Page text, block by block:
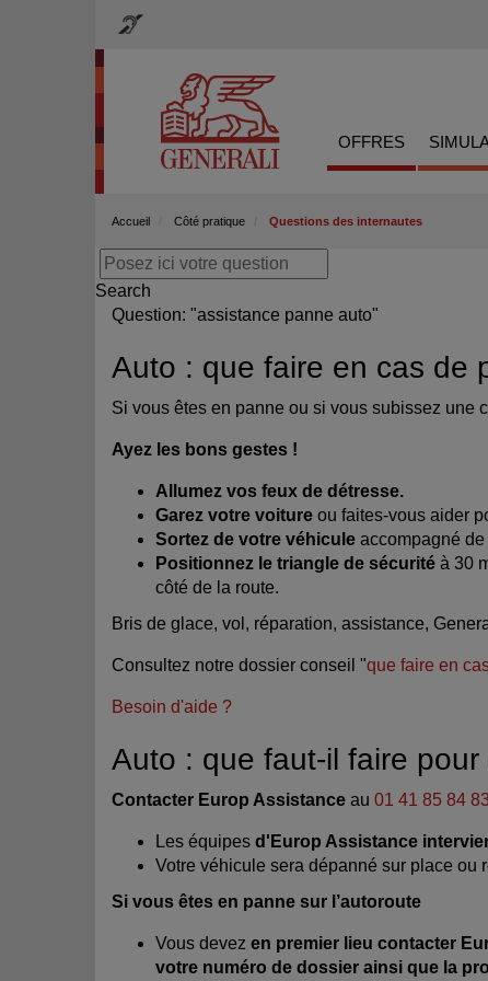
OFFRES
Accueil Côté pratique Questions des internautes
Search
Question: "assistance panne auto"
Auto : que faire en cas de
Si vous êtes en panne ou si vous subissez une
Ayez les bons gestes !
Allumez vos feux de détresse.​
Garez votre voiture ou faites-vous aider
Sortez de votre véhicule accompagné
Positionnez le triangle de sécurité à 30
côté de la route.
Bris de glace, vol, réparation, assistance,
Consultez notre dossier conseil "que faire en
Besoin d'aide ?
Auto : que faut-il faire
Contacter Europ Assistance au 01 41 85 84 83
Les équipes d'Europ Assistance
Votre véhicule sera dépanné sur place ou
Si vous êtes en panne sur l’autoroute
Vous devez en premier lieu contacter
votre numéro de dossier ainsi que la